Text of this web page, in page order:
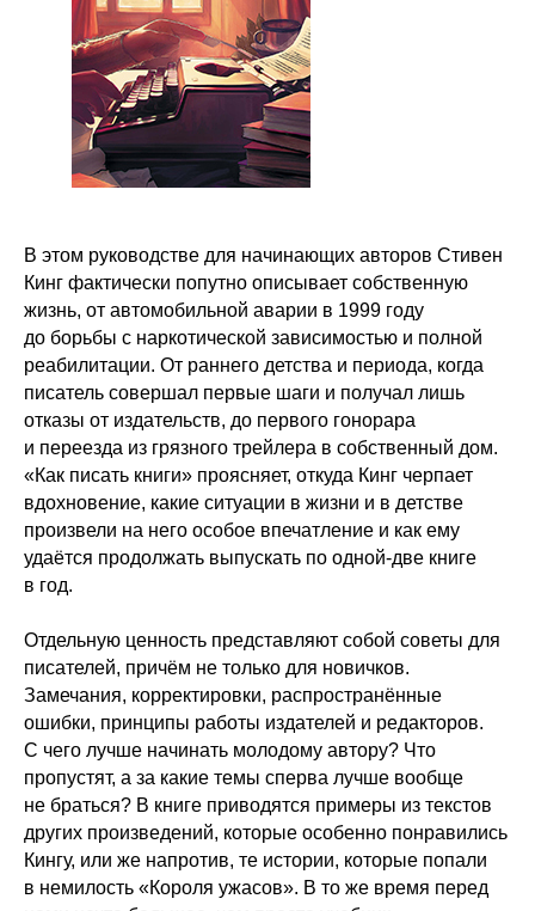
В этом руководстве для начинающих авторов Стивен
Кинг фактически попутно описывает собственную
жизнь, от автомобильной аварии в 1999 году
до борьбы с наркотической зависимостью и полной
реабилитации. От раннего детства и периода, когда
писатель совершал первые шаги и получал лишь
отказы от издательств, до первого гонорара
и переезда из грязного трейлера в собственный дом.
«Как писать книги» проясняет, откуда Кинг черпает
вдохновение, какие ситуации в жизни и в детстве
произвели на него особое впечатление и как ему
удаётся продолжать выпускать по одной-две книге
в год.
Отдельную ценность представляют собой советы для
писателей, причём не только для новичков.
Замечания, корректировки, распространённые
ошибки, принципы работы издателей и редакторов.
С чего лучше начинать молодому автору? Что
пропустят, а за какие темы сперва лучше вообще
не браться? В книге приводятся примеры из текстов
других произведений, которые особенно понравились
Кингу, или же напротив, те истории, которые попали
в немилость «Короля ужасов». В то же время перед